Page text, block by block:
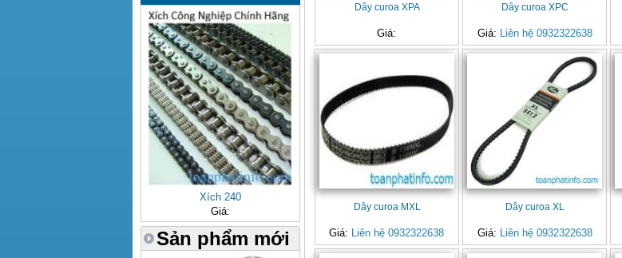
Xích 240
Giá:
Sản phẩm mới
Dây curoa XPA
Giá:
Dây curoa XPC
Giá: Liên hệ 0932322638
Dây curoa MXL
Giá: Liên hệ 0932322638
Dây curoa XL
Giá: Liên hệ 0932322638